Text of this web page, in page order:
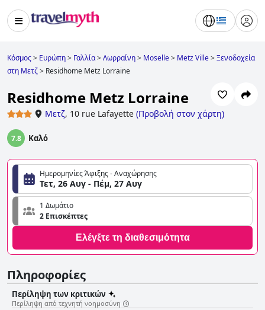
Κόσμος> Ευρώπη> Γαλλία>Λωρραίνη> Moselle> Metz Ville>Ξενοδοχεία
στη Μετζ> Residhome Metz Lorraine
Residhome Metz Lorraine
Μετζ, 10 rue Lafayette (Προβολή στον χάρτη)
7.8 Καλό
Ημερομηνίες Άφιξης - Αναχώρησης
Τετ, 26 Αυγ - Πέμ, 27 Αυγ
1 Δωμάτιο
2 Επισκέπτες
Ελέγξτε τη διαθεσιμότητα
Πληροφορίες
Περίληψη των κριτικών
Περίληψη από τεχνητή νοημοσύνη